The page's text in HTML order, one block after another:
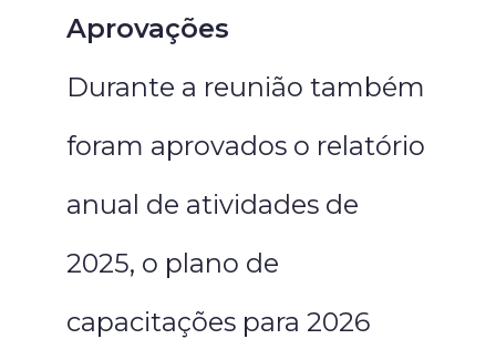
Aprovações
Durante a reunião também
foram aprovados o relatório
anual de atividades de
2025, o plano de
capacitações para 2026